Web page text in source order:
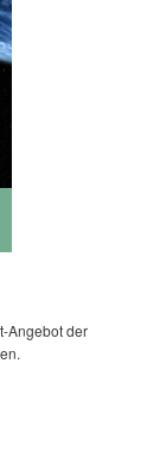
Angebot der